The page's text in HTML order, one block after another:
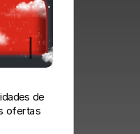
de
ofertas